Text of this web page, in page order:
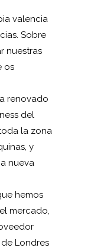
Sobre
nuestras
os
renovado
del
la zona
y
nueva
hemos
mercado,
Londres